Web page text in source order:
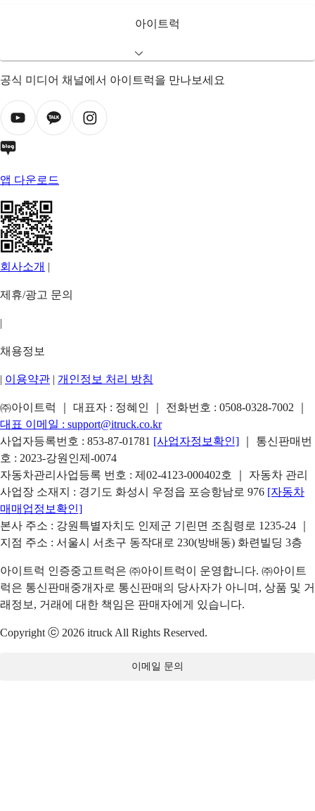
아이트럭
공식 미디어 채널에서 아이트럭을 만나보세요
앱 다운로드
회사소개 |
제휴/광고 문의
|
채용정보
| 이용약관 | 개인정보 처리 방침
㈜아이트럭 ｜ 대표자 : 정혜인 ｜ 전화번호 : 0508-0328-7002
대표 이메일 : support@itruck.co.kr
사업자등록번호 : 853-87-01781 [사업자정보확인]
｜ 통신판매번
호 : 2023-강원인제-0074
자동차관리사업등록 번호 : 제02-4123-000402호 ｜ 자동차 관리
사업장 소재지 : 경기도 화성시 우정읍 포승항남로 976 [자동차
매매업정보확인]
본사 주소 : 강원특별자치도 인제군 기린면 조침령로 1235-24 ｜
지점 주소 : 서울시 서초구 동작대로 230(방배동) 화련빌딩 3층
아이트럭 인증중고트럭은 ㈜아이트럭이 운영합니다. ㈜아이트
럭은 통신판매중개자로 통신판매의 당사자가 아니며, 상품 및 거
래정보, 거래에 대한 책임은 판매자에게 있습니다.
Copyright ⓒ 2026 itruck All Rights Reserved.
이메일 문의